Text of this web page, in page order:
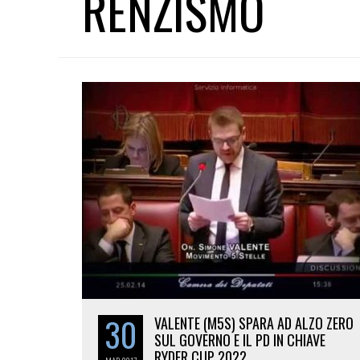
30
VALENTE (M5S) SPARA AD ALZO ZERO
SUL GOVERNO E IL PD IN CHIAVE